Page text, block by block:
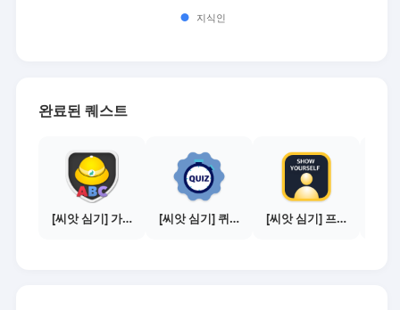
완료된 퀘스트
[씨앗 심기] 가이드보기 - 매체별 활동 가이드 [씨앗 심기] 퀴즈 참여하기 [씨앗 심기] 프로필 사진 등록하기